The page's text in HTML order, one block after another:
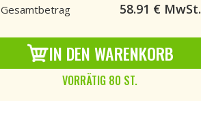
Gesamtbetrag 58.91 € MwSt.
IN DEN WARENKORB
VORRÄTIG 80 ST.